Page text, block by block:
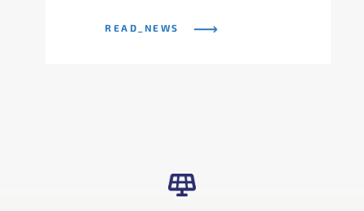
READ_NEWS